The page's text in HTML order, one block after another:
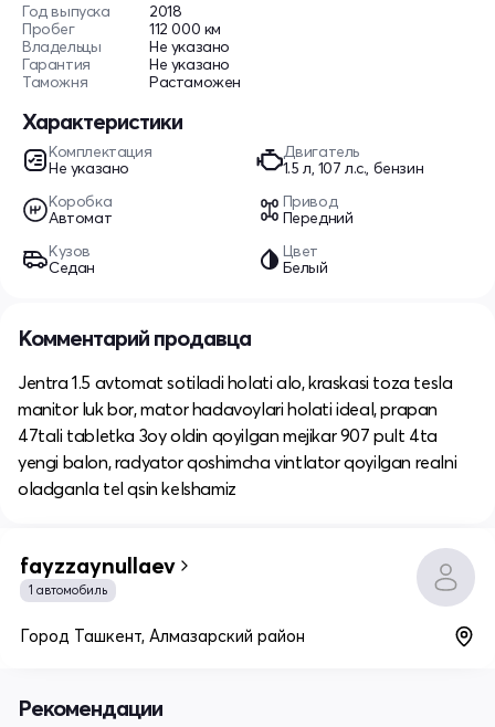
Год выпуска
2018
Пробег
112 000 км
Владельцы
Не указано
Гарантия
Не указано
Таможня
Растаможен
Характеристики
Комплектация
Не указано
Двигатель
1.5 л, 107 л.с., бензин
Коробка
Автомат
Привод
Передний
Кузов
Седан
Цвет
Белый
Комментарий продавца
Jentra 1.5 avtomat sotiladi holati alo, kraskasi toza tesla
manitor luk bor, mator hadavoylari holati ideal, prapan
47tali tabletka 3oy oldin qoyilgan mejikar 907 pult 4ta
yengi balon, radyator qoshimcha vintlator qoyilgan realni
oladganla tel qsin kelshamiz
fayzzaynullaev
1 автомобиль
Город Ташкент, Алмазарский район
Рекомендации